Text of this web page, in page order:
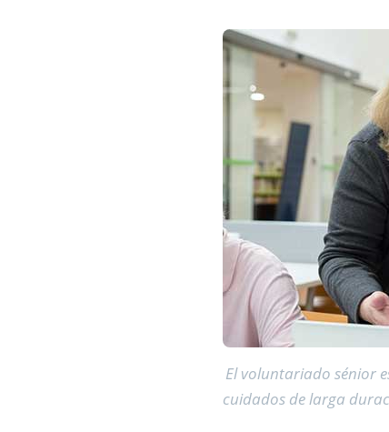
El voluntariado sénior
cuidados de larga